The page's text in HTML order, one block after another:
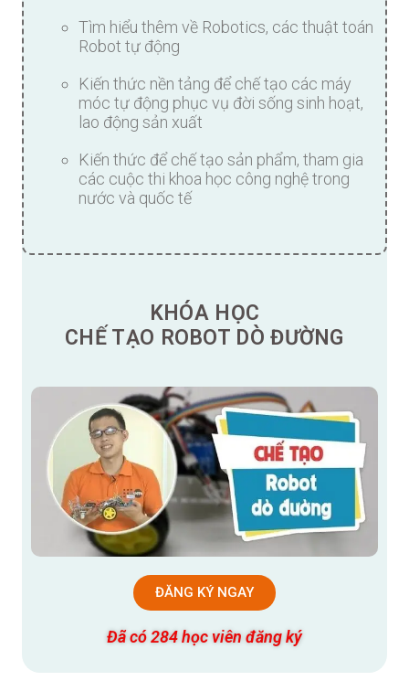
Tìm hiểu thêm về Robotics, các thuật toán
Robot tự động
Kiến thức nền tảng để chế tạo các máy
móc tự động phục vụ đời sống sinh hoạt,
lao động sản xuất
Kiến thức để chế tạo sản phẩm, tham gia
các cuộc thi khoa học công nghệ trong
nước và quốc tế
KHÓA HỌC
CHẾ TẠO ROBOT DÒ ĐƯỜNG
ĐĂNG KÝ NGAY
Đã có 284 học viên đăng ký